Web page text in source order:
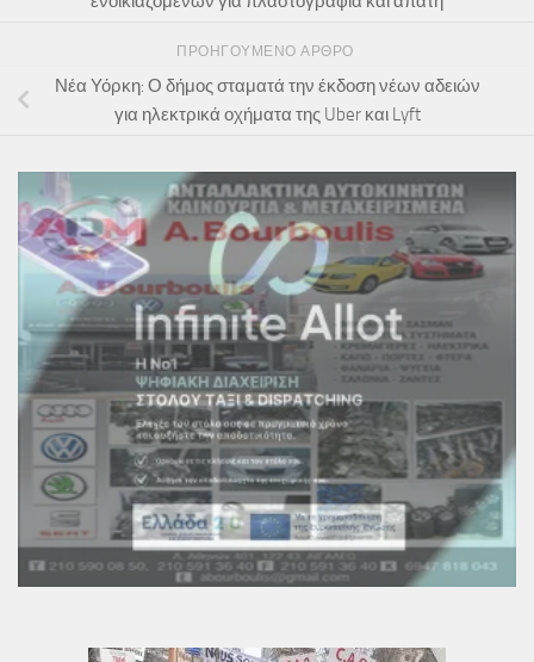
ΠΡΟΗΓΟΎΜΕΝΟ ΆΡΘΡΟ
Νέα Υόρκη: Ο δήμος σταματά την έκδοση νέων αδειών
για ηλεκτρικά οχήματα της Uber και Lyft